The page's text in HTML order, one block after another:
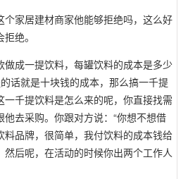
家居建材商家他能够拒绝吗，这么好
绝。
成一提饮料，每罐饮料的成本是多少
话就是十块钱的成本，那么搞一千提
千提饮料是怎么来的呢，你直接找需
去采购。你跟对方说：“你想不想借
品牌，很简单，我付饮料的成本钱给
后呢，在活动的时候你出两个工作人